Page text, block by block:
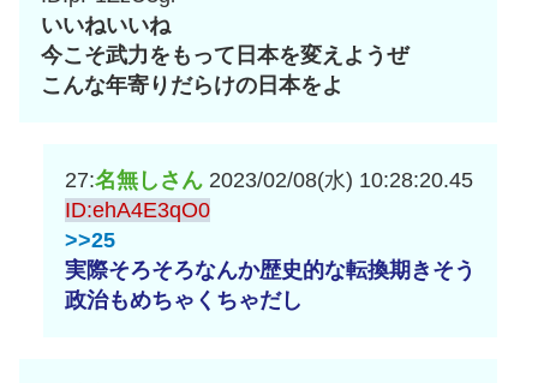
いいねいいね
今こそ武力をもって日本を変えようぜ
こんな年寄りだらけの日本をよ
27:名無しさん 2023/02/08(水) 10:28:20.45
ID:ehA4E3qO0
>>25
実際そろそろなんか歴史的な転換期きそう
政治もめちゃくちゃだし